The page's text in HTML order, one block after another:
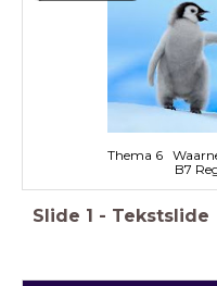
Thema 6
B7
Slide 1 - Tekstslide